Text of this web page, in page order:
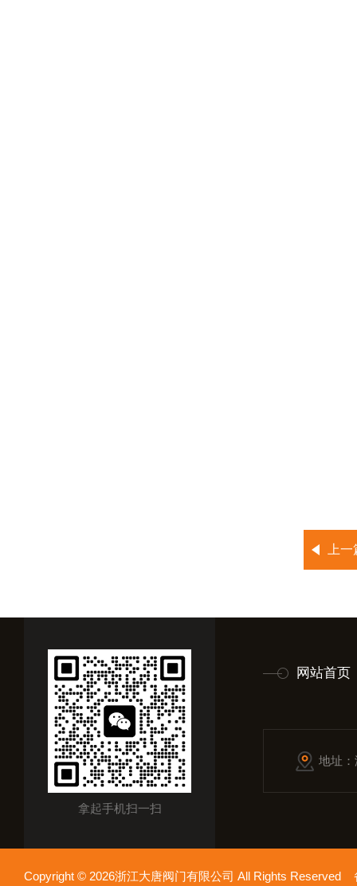
上
拿起手机扫一扫
网站首页
地址
Copyright © 2026浙江大唐阀门有限公司 All Rights Reserved